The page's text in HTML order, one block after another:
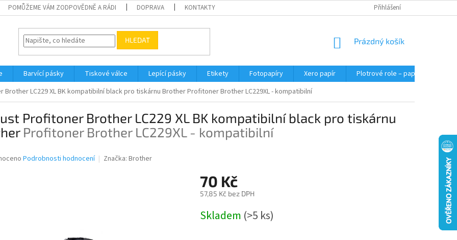
POMŮŽEME VÁM ZODPOVĚDNĚ A RÁDI DOPRAVA KONTAKTY Přihlášení
HLEDAT
NÁKUPNÍ
Prázdný košík
Barvící pásky Tiskové válce Lepící pásky Etikety Fotopapíry Xero papír
Plotrové role – papír do plotru
Brother LC229 XL BK kompatibilní black pro tiskárnu BrotherProfitoner Brother LC229XL - kompatibilní
Profitoner Brother LC229 XL BK kompatibilní black pro tiskárnu
Profitoner Brother LC229XL - kompatibilní
Podrobnosti hodnocení Značka: Brother
70 Kč
57,85 Kč bez DPH
cena:
Skladem (>5 ks)